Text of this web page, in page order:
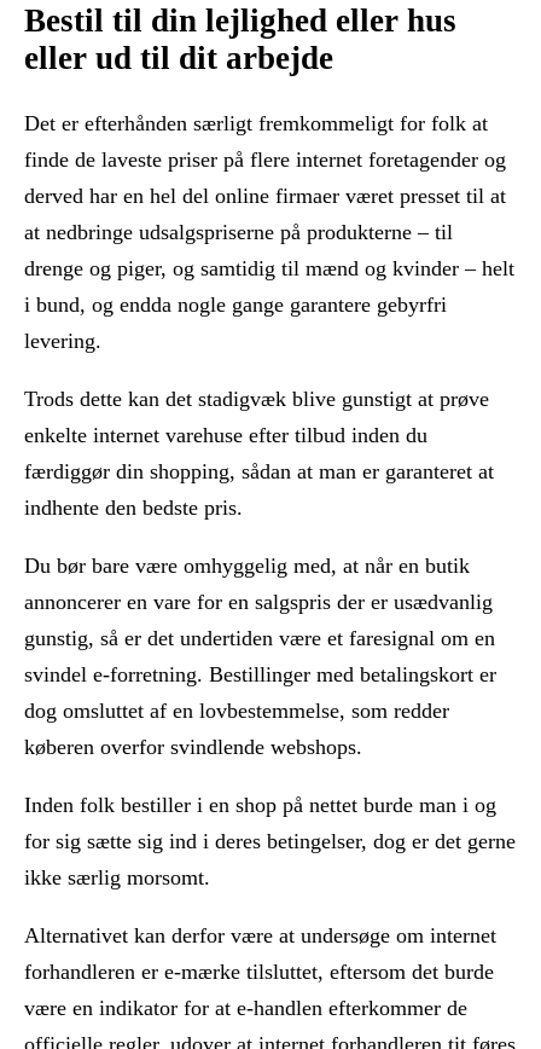
Bestil til din lejlighed eller hus
eller ud til dit arbejde
Det er efterhånden særligt fremkommeligt for folk at
finde de laveste priser på flere internet foretagender og
derved har en hel del online firmaer været presset til at
at nedbringe udsalgspriserne på produkterne – til
drenge og piger, og samtidig til mænd og kvinder – helt
i bund, og endda nogle gange garantere gebyrfri
levering.
Trods dette kan det stadigvæk blive gunstigt at prøve
enkelte internet varehuse efter tilbud inden du
færdiggør din shopping, sådan at man er garanteret at
indhente den bedste pris.
Du bør bare være omhyggelig med, at når en butik
annoncerer en vare for en salgspris der er usædvanlig
gunstig, så er det undertiden være et faresignal om en
svindel e-forretning. Bestillinger med betalingskort er
dog omsluttet af en lovbestemmelse, som redder
køberen overfor svindlende webshops.
Inden folk bestiller i en shop på nettet burde man i og
for sig sætte sig ind i deres betingelser, dog er det gerne
ikke særlig morsomt.
Alternativet kan derfor være at undersøge om internet
forhandleren er e-mærke tilsluttet, eftersom det burde
være en indikator for at e-handlen efterkommer de
officielle regler, udover at internet forhandleren tit føres